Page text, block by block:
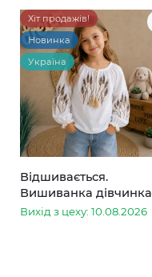
Хіт продажів!
Новинка
Україна
Відшивається.
Вишиванка дівчинка
колоски
Вихід з цеху: 10.08.2026